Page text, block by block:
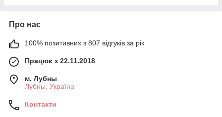
Про нас
100% позитивних з 807 відгуків за рік
Працює з 22.11.2018
м. Лубны
Лубны, Україна
Контакти